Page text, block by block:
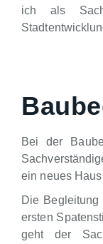
ich als
Bei der
ein neues
Die
ersten
geht der